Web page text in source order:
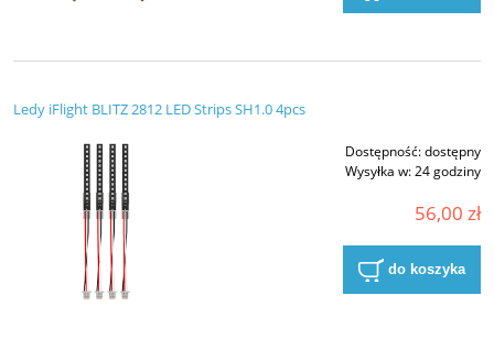
Ledy iFlight BLITZ 2812 LED Strips SH1.0 4pcs
Dostępność:dostępny
Wysyłka w:24 godziny
56,00 zł
do koszyka